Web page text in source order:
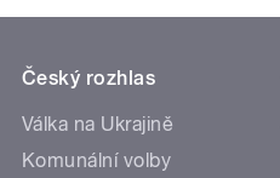
Český rozhlas
Válka na Ukrajině
Komunální volby